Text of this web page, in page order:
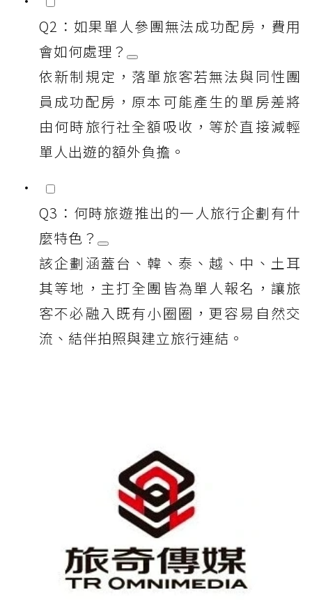
Q2：如果單人參團無法成功配房，費用
會如何處理？
依新制規定，落單旅客若無法與同性團
員成功配房，原本可能產生的單房差將
由何時旅行社全額吸收，等於直接減輕
單人出遊的額外負擔。
Q3：何時旅遊推出的一人旅行企劃有什
麼特色？
該企劃涵蓋台、韓、泰、越、中、土耳
其等地，主打全團皆為單人報名，讓旅
客不必融入既有小圈圈，更容易自然交
流、結伴拍照與建立旅行連結。